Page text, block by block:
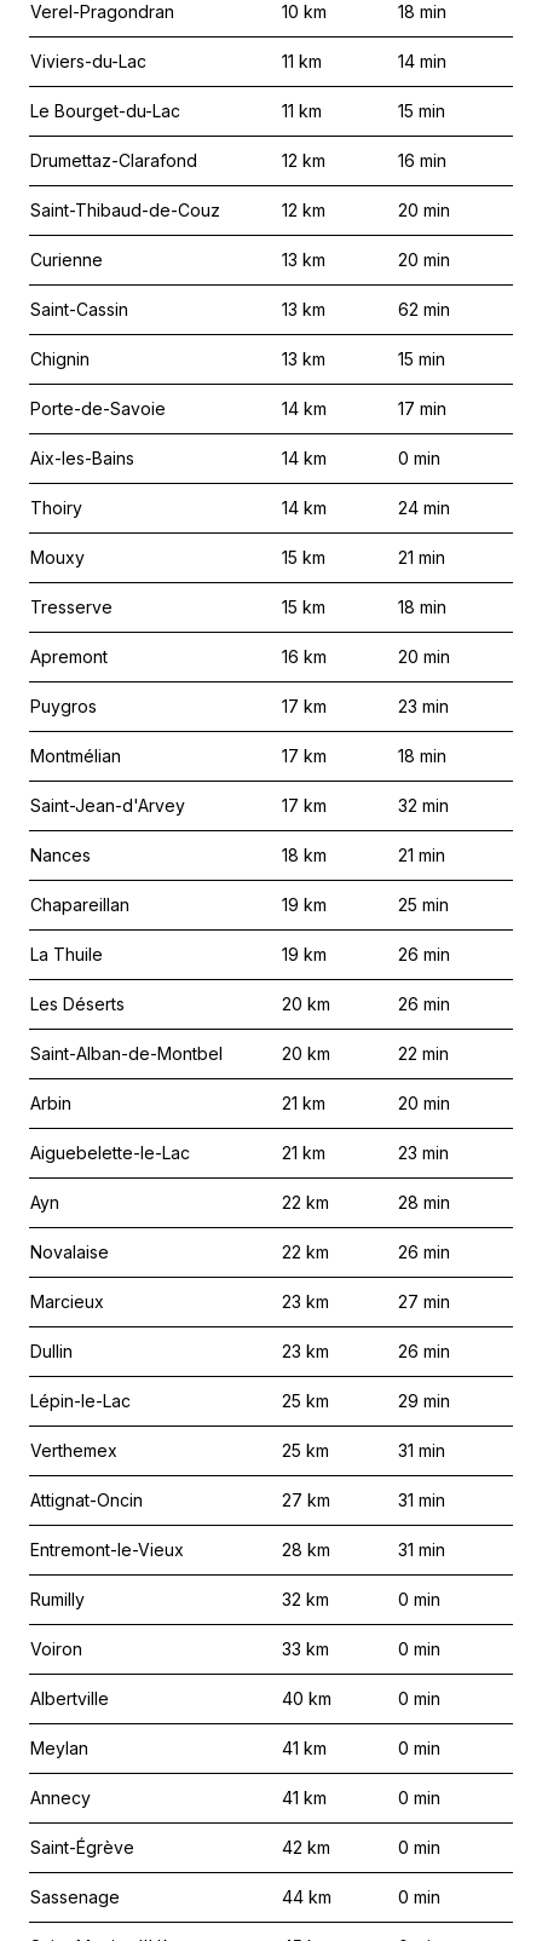
Verel-Pragondran 10 km 18 min
Viviers-du-Lac 11 km 14 min
Le Bourget-du-Lac 11 km 15 min
Drumettaz-Clarafond 12 km 16 min
Saint-Thibaud-de-Couz 12 km 20 min
Curienne 13 km 20 min
Saint-Cassin 13 km 62 min
Chignin 13 km 15 min
Porte-de-Savoie 14 km 17 min
Aix-les-Bains 14 km 0 min
Thoiry 14 km 24 min
Mouxy 15 km 21 min
Tresserve 15 km 18 min
Apremont 16 km 20 min
Puygros 17 km 23 min
Montmélian 17 km 18 min
Saint-Jean-d'Arvey 17 km 32 min
Nances 18 km 21 min
Chapareillan 19 km 25 min
La Thuile 19 km 26 min
Les Déserts 20 km 26 min
Saint-Alban-de-Montbel 20 km 22 min
Arbin 21 km 20 min
Aiguebelette-le-Lac 21 km 23 min
Ayn 22 km 28 min
Novalaise 22 km 26 min
Marcieux 23 km 27 min
Dullin 23 km 26 min
Lépin-le-Lac 25 km 29 min
Verthemex 25 km 31 min
Attignat-Oncin 27 km 31 min
Entremont-le-Vieux 28 km 31 min
Rumilly 32 km 0 min
Voiron 33 km 0 min
Albertville 40 km 0 min
Meylan 41 km 0 min
Annecy 41 km 0 min
Saint-Égrève 42 km 0 min
Sassenage 44 km 0 min